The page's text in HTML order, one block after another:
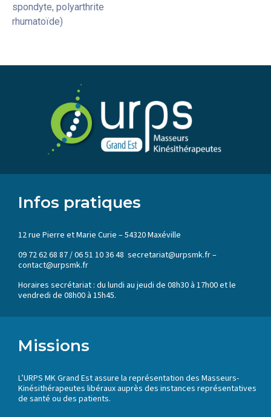
spondyte, polyarthrite
rhumatoïde)
Infos pratiques
12 rue Pierre et Marie Curie – 54320 Maxéville
09 72 62 68 87 / 06 51 10 36 48 secretariat@urpsmk.fr –
contact@urpsmk.fr
Horaires secrétariat : du lundi au jeudi de 08h30 à 17h00 et le
vendredi de 08h00 à 15h45.
Missions
L’URPS MK Grand Est assure la représentation des Masseurs-
Kinésithérapeutes libéraux auprès des instances représentatives
de santé ou des patients.